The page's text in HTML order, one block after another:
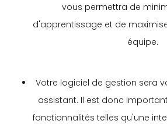
vous permettra de
d'apprentissage et de
équipe.
Votre logiciel de gestion sera
assistant. Il est donc
fonctionnalités telles qu'une